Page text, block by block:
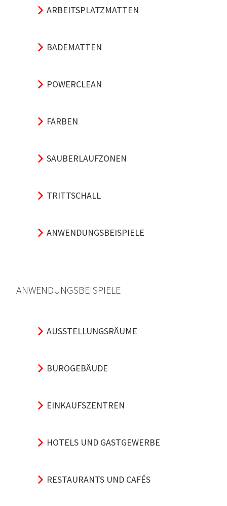
ARBEITSPLATZMATTEN
BADEMATTEN
POWERCLEAN
FARBEN
SAUBERLAUFZONEN
TRITTSCHALL
ANWENDUNGSBEISPIELE
ANWENDUNGSBEISPIELE
AUSSTELLUNGSRÄUME
BÜROGEBÄUDE
EINKAUFSZENTREN
HOTELS UND GASTGEWERBE
RESTAURANTS UND CAFÉS